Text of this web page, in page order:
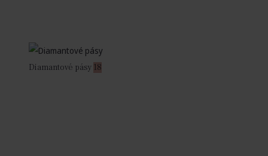
Diamantové pásy 18